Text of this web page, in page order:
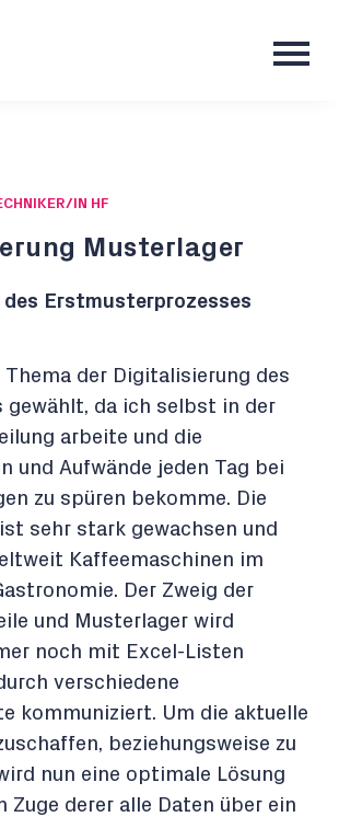
IN HF
Musterlager
Erstmusterprozesses
Thema der Digitalisierung des
gewählt, da ich selbst in der
arbeite und die
und Aufwände jeden Tag bei
zu spüren bekomme. Die
sehr stark gewachsen und
Kaffeemaschinen im
Der Zweig der
und Musterlager wird
noch mit Excel-Listen
verschiedene
kommuniziert. Um die aktuelle
beziehungsweise zu
nun eine optimale Lösung
Zuge derer alle Daten über ein